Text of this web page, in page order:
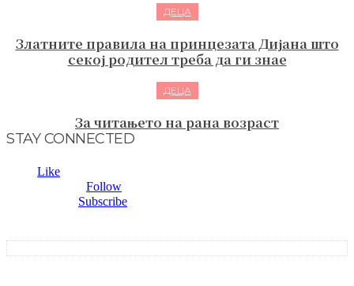
ДЕЦА
Златните правила на принцезата Дијана што
секој родител треба да ги знае
ДЕЦА
За читањето на рана возраст
STAY CONNECTED
Like
Follow
Subscribe